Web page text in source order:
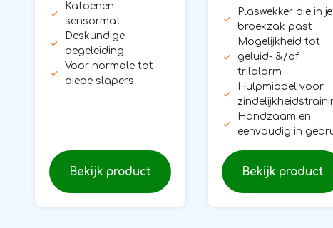
Katoenen
sensormat
Deskundige
begeleiding
Voor normale tot
diepe slapers
Bekijk product
Plaswekker die in je
broekzak past
Mogelijkheid tot
geluid- &/of
trilalarm
Hulpmiddel voor
Handzaam en
eenvoudig in
Bekijk product